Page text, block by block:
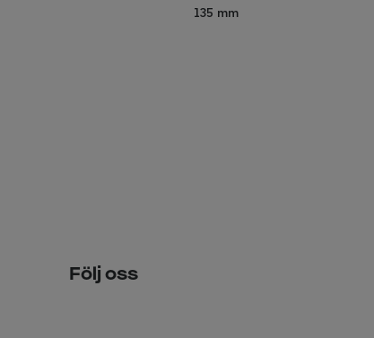
135 mm
Följ oss